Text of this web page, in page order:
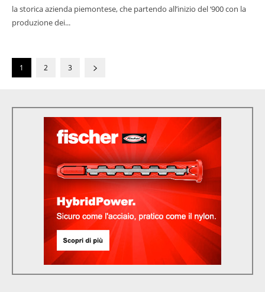
la storica azienda piemontese, che partendo all’inizio del ‘900 con la
produzione dei...
1 2 3